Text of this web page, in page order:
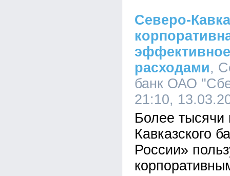
Северо-
расходами,
банк ОАО
21:10,
Более тысячи
Кавказского
России»